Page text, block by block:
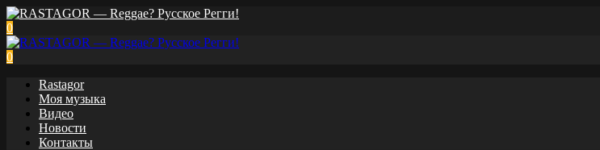
0
0
Rastagor
Моя музыка
Видео
Новости
Контакты